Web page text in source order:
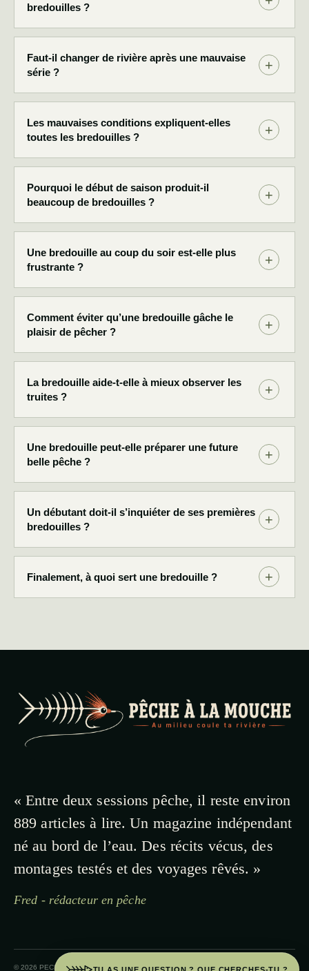
bredouilles ?
Faut-il changer de rivière après une mauvaise
série ?
Les mauvaises conditions expliquent-elles
toutes les bredouilles ?
Pourquoi le début de saison produit-il
beaucoup de bredouilles ?
Une bredouille au coup du soir est-elle plus
frustrante ?
Comment éviter qu’une bredouille gâche le
plaisir de pêcher ?
La bredouille aide-t-elle à mieux observer les
truites ?
Une bredouille peut-elle préparer une future
belle pêche ?
Un débutant doit-il s’inquiéter de ses premières
bredouilles ?
Finalement, à quoi sert une bredouille ?
« Entre deux sessions pêche, il reste environ
889 articles à lire. Un magazine indépendant
né au bord de l’eau. Des récits vécus, des
montages testés et des voyages rêvés. »
Fred - rédacteur en pêche
© 2026 PECHE A LA MOUCHE · PAYS BASQUE